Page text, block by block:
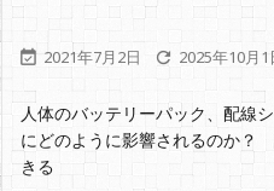
 2021年7月2日  2025年10月1
人体のバッテリーパック、配線
にどのように影響されるのか？
きる